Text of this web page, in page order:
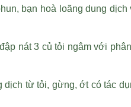
bạn hoà loãng dung
nát 3 củ tỏi ngâm với
từ tỏi, gừng, ớt có tác